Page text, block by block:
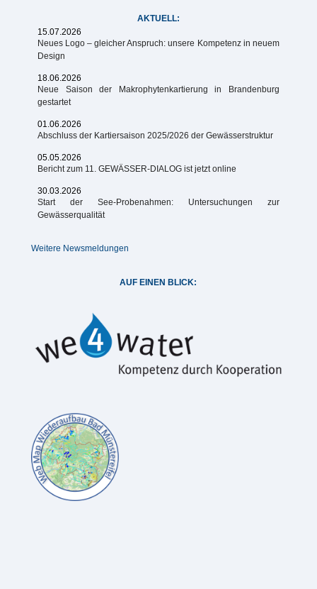
AKTUELL:
15.07.2026
Neues Logo – gleicher Anspruch: unsere Kompetenz in neuem
Design
18.06.2026
Neue Saison der Makrophytenkartierung in Brandenburg
gestartet
01.06.2026
Abschluss der Kartiersaison 2025/2026 der Gewässerstruktur
05.05.2026
Bericht zum 11. GEWÄSSER-DIALOG ist jetzt online
30.03.2026
Start der See-Probenahmen: Untersuchungen zur
Gewässerqualität
Weitere Newsmeldungen
AUF EINEN BLICK: